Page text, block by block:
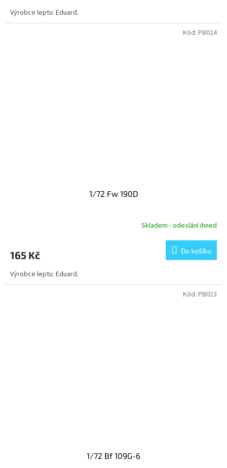
Výrobce leptu: Eduard.
1/72 Fw 190D
Skladem - odeslání ihned
165 Kč Do košíku
Výrobce leptu: Eduard.
Kód: PB024
1/72 Bf 109G-6
Kód: PB023